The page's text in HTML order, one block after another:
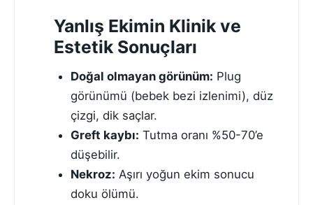
Yanlış Ekimin Klinik ve
Estetik Sonuçları
Doğal olmayan görünüm: Plug
görünümü (bebek bezi izlenimi), düz
çizgi, dik saçlar.
Greft kaybı: Tutma oranı %50-70’e
düşebilir.
Nekroz: Aşırı yoğun ekim sonucu
doku ölümü.